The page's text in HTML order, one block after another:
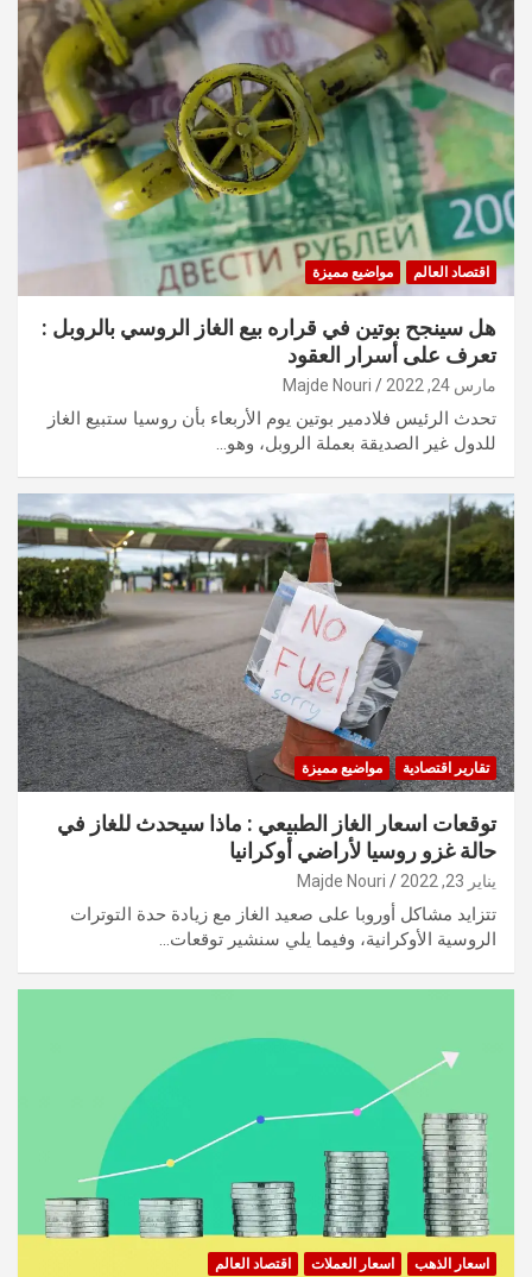
اقتصاد العالم مواضيع مميزة
هل سينجح بوتين في قراره بيع الغاز الروسي بالروبل :
تعرف على أسرار العقود
مارس 24, 2022 Majde Nouri
تحدث الرئيس فلادمير بوتين يوم الأربعاء بأن روسيا ستبيع الغاز
للدول غير الصديقة بعملة الروبل، وهو…
تقارير اقتصادية مواضيع مميزة
توقعات اسعار الغاز الطبيعي : ماذا سيحدث للغاز في
حالة غزو روسيا لأراضي أوكرانيا
يناير 23, 2022 Majde Nouri
تتزايد مشاكل أوروبا على صعيد الغاز مع زيادة حدة التوترات
الروسية الأوكرانية، وفيما يلي سنشير توقعات…
اسعار الذهب اسعار العملات اقتصاد العالم